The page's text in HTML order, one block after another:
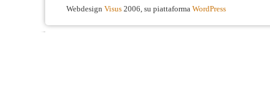
Webdesign Visus 2006, su piattaforma WordPress